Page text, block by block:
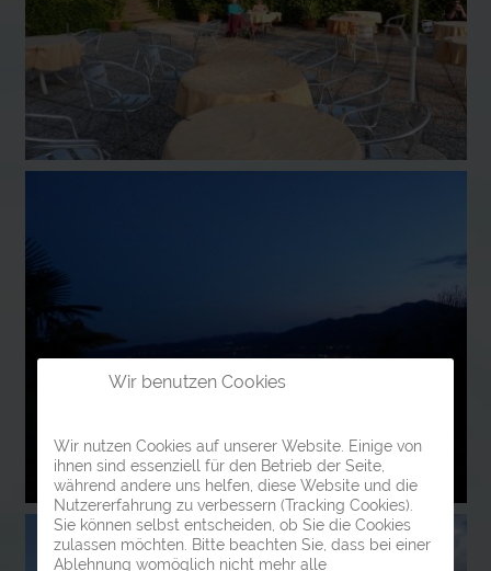
Wir benutzen Cookies
Wir nutzen Cookies auf unserer Website. Einige von
ihnen sind essenziell für den Betrieb der Seite,
während andere uns helfen, diese Website und die
Nutzererfahrung zu verbessern (Tracking Cookies).
Sie können selbst entscheiden, ob Sie die Cookies
zulassen möchten. Bitte beachten Sie, dass bei einer
Ablehnung womöglich nicht mehr alle